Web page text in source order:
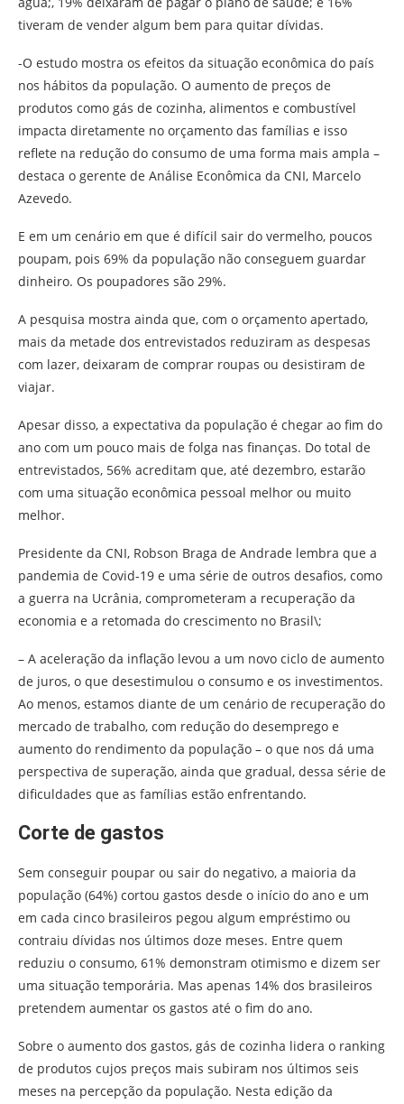
tiveram de vender algum bem para quitar dívidas.
-O estudo mostra os efeitos da situação econômica do país
nos hábitos da população. O aumento de preços de
produtos como gás de cozinha, alimentos e combustível
impacta diretamente no orçamento das famílias e isso
reflete na redução do consumo de uma forma mais ampla –
destaca o gerente de Análise Econômica da CNI, Marcelo
Azevedo.
E em um cenário em que é difícil sair do vermelho, poucos
poupam, pois 69% da população não conseguem guardar
dinheiro. Os poupadores são 29%.
A pesquisa mostra ainda que, com o orçamento apertado,
mais da metade dos entrevistados reduziram as despesas
com lazer, deixaram de comprar roupas ou desistiram de
viajar.
Apesar disso, a expectativa da população é chegar ao fim do
ano com um pouco mais de folga nas finanças. Do total de
entrevistados, 56% acreditam que, até dezembro, estarão
com uma situação econômica pessoal melhor ou muito
melhor.
Presidente da CNI, Robson Braga de Andrade lembra que a
pandemia de Covid-19 e uma série de outros desafios, como
a guerra na Ucrânia, comprometeram a recuperação da
economia e a retomada do crescimento no Brasil\;
– A aceleração da inflação levou a um novo ciclo de aumento
de juros, o que desestimulou o consumo e os investimentos.
Ao menos, estamos diante de um cenário de recuperação do
mercado de trabalho, com redução do desemprego e
aumento do rendimento da população – o que nos dá uma
perspectiva de superação, ainda que gradual, dessa série de
dificuldades que as famílias estão enfrentando.
Corte de gastos
Sem conseguir poupar ou sair do negativo, a maioria da
população (64%) cortou gastos desde o início do ano e um
em cada cinco brasileiros pegou algum empréstimo ou
contraiu dívidas nos últimos doze meses. Entre quem
reduziu o consumo, 61% demonstram otimismo e dizem ser
uma situação temporária. Mas apenas 14% dos brasileiros
pretendem aumentar os gastos até o fim do ano.
Sobre o aumento dos gastos, gás de cozinha lidera o ranking
de produtos cujos preços mais subiram nos últimos seis
meses na percepção da população. Nesta edição da